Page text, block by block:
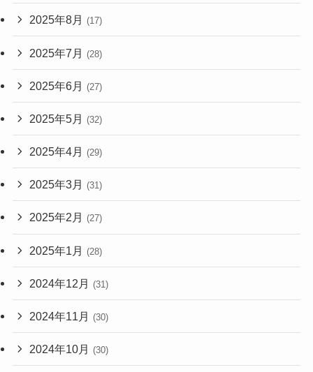
2025年8月 (17)
2025年7月 (28)
2025年6月 (27)
2025年5月 (32)
2025年4月 (29)
2025年3月 (31)
2025年2月 (27)
2025年1月 (28)
2024年12月 (31)
2024年11月 (30)
2024年10月 (30)